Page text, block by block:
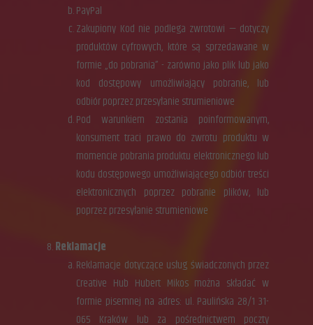
PayPal
Zakupiony Kod nie podlega zwrotowi — dotyczy
produktów cyfrowych, które są sprzedawane w
formie „do pobrania” - zarówno jako plik lub jako
kod dostępowy umożliwiający pobranie, lub
odbiór poprzez przesyłanie strumieniowe
Pod warunkiem zostania poinformowanym,
konsument traci prawo do zwrotu produktu w
momencie pobrania produktu elektronicznego lub
kodu dostępowego umożliwiającego odbiór treści
elektronicznych poprzez pobranie plików, lub
poprzez przesyłanie strumieniowe
Reklamacje
Reklamacje dotyczące usług świadczonych przez
Creative Hub Hubert Mikos można składać w
formie pisemnej na adres: ul. Paulińska 28/1 31-
065 Kraków lub za pośrednictwem poczty